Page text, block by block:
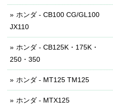
ホンダ - CB100 CG/GL100
JX110
ホンダ - CB125K・175K・
250・350
ホンダ - MT125 TM125
ホンダ - MTX125